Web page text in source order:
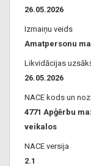
26.05.2026
Izmaiņu veids
Amatpersonu
Likvidācijas
26.05.2026
NACE kods un
4771 Apģērbu
veikalos
NACE versija
2.1